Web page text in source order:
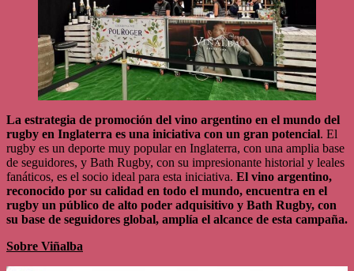
La estrategia de promoción del vino argentino en el mundo del
rugby en Inglaterra es una iniciativa con un gran potencial. El
rugby es un deporte muy popular en Inglaterra, con una amplia base
de seguidores, y Bath Rugby, con su impresionante historial y leales
fanáticos, es el socio ideal para esta iniciativa. El vino argentino,
reconocido por su calidad en todo el mundo, encuentra en el
rugby un público de alto poder adquisitivo y Bath Rugby, con
su base de seguidores global, amplía el alcance de esta campaña.
Sobre Viñalba